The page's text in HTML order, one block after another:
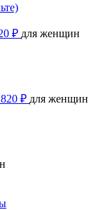
₽ для женщин
820 ₽ для женщин